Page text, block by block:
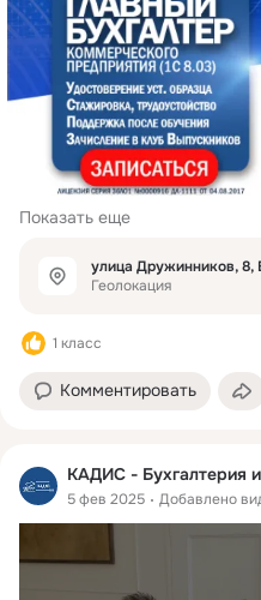
Показать еще
Геолокация
1 класс
Комментировать
КАДИС - Бухгалтерия
5 фев 2025 Добавлено